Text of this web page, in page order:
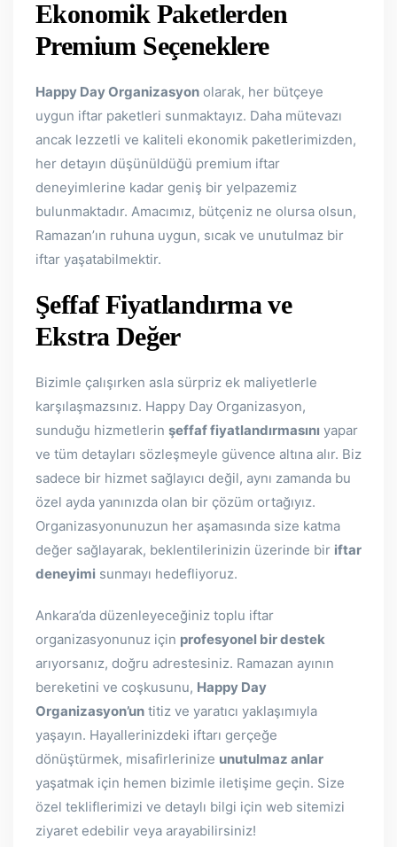
Ekonomik Paketlerden
Premium Seçeneklere
Happy Day Organizasyon olarak, her bütçeye
uygun iftar paketleri sunmaktayız. Daha mütevazı
ancak lezzetli ve kaliteli ekonomik paketlerimizden,
her detayın düşünüldüğü premium iftar
deneyimlerine kadar geniş bir yelpazemiz
bulunmaktadır. Amacımız, bütçeniz ne olursa olsun,
Ramazan’ın ruhuna uygun, sıcak ve unutulmaz bir
iftar yaşatabilmektir.
Şeffaf Fiyatlandırma ve
Ekstra Değer
Bizimle çalışırken asla sürpriz ek maliyetlerle
karşılaşmazsınız. Happy Day Organizasyon,
sunduğu hizmetlerin şeffaf fiyatlandırmasını yapar
ve tüm detayları sözleşmeyle güvence altına alır. Biz
sadece bir hizmet sağlayıcı değil, aynı zamanda bu
özel ayda yanınızda olan bir çözüm ortağıyız.
Organizasyonunuzun her aşamasında size katma
değer sağlayarak, beklentilerinizin üzerinde bir iftar
deneyimi sunmayı hedefliyoruz.
Ankara’da düzenleyeceğiniz toplu iftar
organizasyonunuz için profesyonel bir destek
arıyorsanız, doğru adrestesiniz. Ramazan ayının
bereketini ve coşkusunu, Happy Day
Organizasyon’un titiz ve yaratıcı yaklaşımıyla
yaşayın. Hayallerinizdeki iftarı gerçeğe
dönüştürmek, misafirlerinize unutulmaz anlar
yaşatmak için hemen bizimle iletişime geçin. Size
özel tekliflerimizi ve detaylı bilgi için web sitemizi
ziyaret edebilir veya arayabilirsiniz!